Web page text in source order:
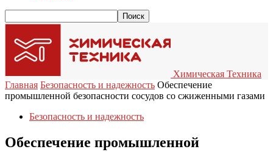
Химическая Техника
Главная Безопасность и надежность Обеспечение
промышленной безопасности сосудов со сжиженными газами
Безопасность и надежность
Обеспечение промышленной